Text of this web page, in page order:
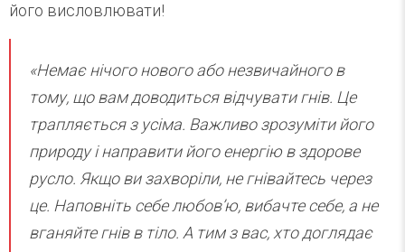
його висловлювати!
«Немає нічого нового або незвичайного в
тому, що вам доводиться відчувати гнів. Це
трапляється з усіма. Важливо зрозуміти його
природу і направити його енергію в здорове
русло. Якщо ви захворіли, не гнівайтесь через
це. Наповніть себе любов’ю, вибачте себе, а не
вганяйте гнів в тіло. А тим з вас, хто доглядає